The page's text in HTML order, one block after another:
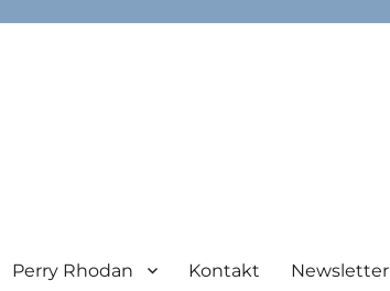
Perry Rhodan Kontakt Newsletter